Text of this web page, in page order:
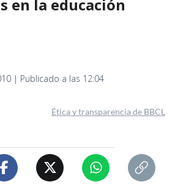
en la educación
| Publicado a las 12:04
Ética y transparencia de BBCL